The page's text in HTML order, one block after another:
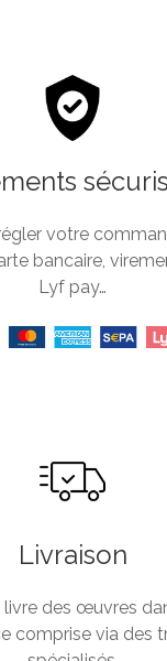
votre
bancaire,
Lyf pay…
Livraison
livre des œuvres
comprise via des